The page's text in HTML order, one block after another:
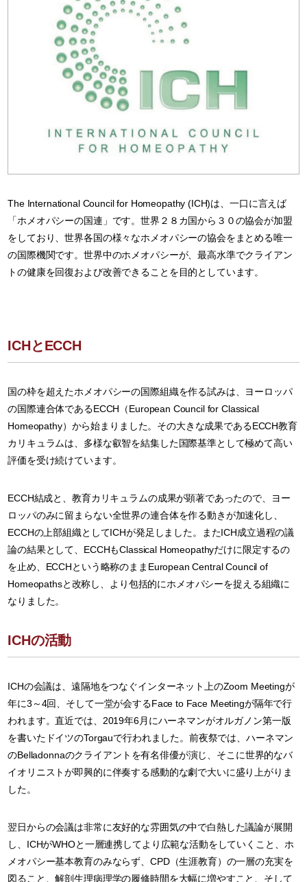
The International Council for Homeopathy (ICH)は、一口に言えば
「ホメオパシーの国連」です。世界２８カ国から３０の協会が加盟
をしており、世界各国の様々なホメオパシーの協会をまとめる唯一
の国際機関です。世界中のホメオパシーが、最高水準でクライアン
トの健康を回復および改善できることを目的としています。
ICHとECCH
国の枠を超えたホメオパシーの国際組織を作る試みは、ヨーロッパ
の国際連合体であるECCH（European Council for Classical
Homeopathy）から始まりました。その大きな成果であるECCH教育
カリキュラムは、多様な叡智を結集した国際基準として極めて高い
評価を受け続けています。
ECCH結成と、教育カリキュラムの成果が顕著であったので、ヨー
ロッパのみに留まらない全世界の連合体を作る動きが加速化し、
ECCHの上部組織としてICHが発足しました。またICH成立過程の議
論の結果として、ECCHもClassical Homeopathyだけに限定するの
を止め、ECCHという略称のままEuropean Central Council of
Homeopathsと改称し、より包括的にホメオパシーを捉える組織に
なりました。
ICHの活動
ICHの会議は、遠隔地をつなぐインターネット上のZoom Meetingが
年に3～4回、そして一堂が会するFace to Face Meetingが隔年で行
われます。直近では、2019年6月にハーネマンがオルガノン第一版
を書いたドイツのTorgauで行われました。前夜祭では、ハーネマン
のBelladonnaのクライアントを有名俳優が演じ、そこに世界的なバ
イオリニストが即興的に伴奏する感動的な劇で大いに盛り上がりま
した。
翌日からの会議は非常に友好的な雰囲気の中で白熱した議論が展開
し、ICHがWHOと一層連携してより広範な活動をしていくこと、ホ
メオパシー基本教育のみならず、CPD（生涯教育）の一層の充実を
図ること、解剖生理病理学の履修時間を大幅に増やすこと、そして